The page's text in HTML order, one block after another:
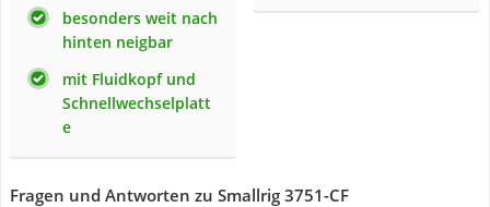
besonders weit nach
hinten neigbar
mit Fluidkopf und
Schnellwechselplatt
e
Fragen und Antworten zu Smallrig 3751-CF